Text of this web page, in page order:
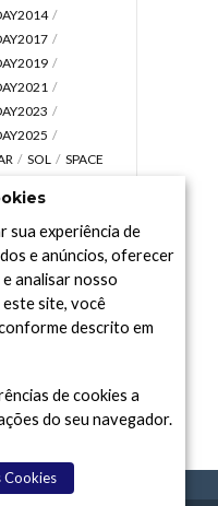
SOL
SPACE
sua experiência de
e anúncios, oferecer
analisar nosso
site, você
descrito em
de cookies a
do seu navegador.
Cookies